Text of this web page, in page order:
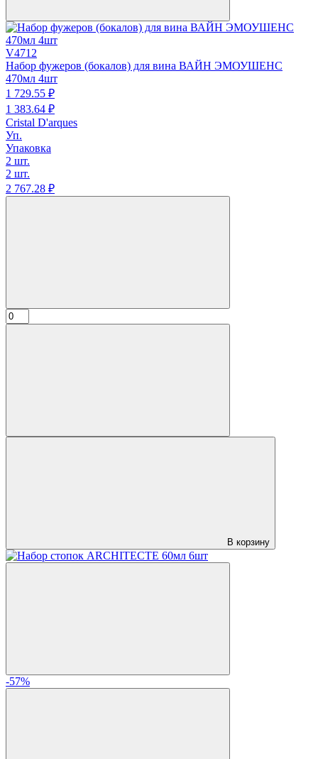
V4712
Набор фужеров (бокалов) для вина ВАЙН ЭМОУШЕНС
470мл 4шт
1 729.55 ₽
1 383.64 ₽
Cristal D'arques
Уп.
Упаковка
2 шт.
2 шт.
2 767.28 ₽
В корзину
-57%